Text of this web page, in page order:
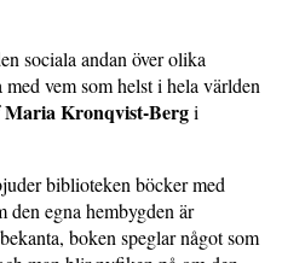
sociala andan över olika
vem som helst i hela världen
Maria Kronqvist-Bergi
biblioteken böcker med
egna hembygden är
boken speglar något som